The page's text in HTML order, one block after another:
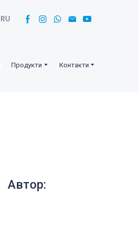
RU
Продукти Контакти
Автор: